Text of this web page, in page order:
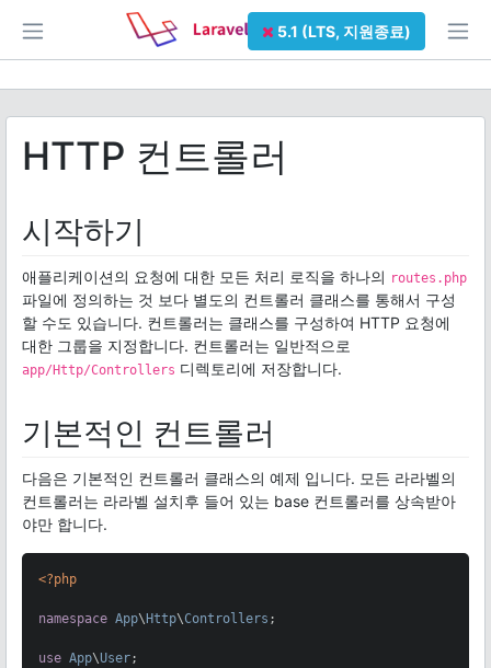
5.1 (LTS, 지원종료)
HTTP 컨트롤러
시작하기
애플리케이션의 요청에 대한 모든 처리 로직을 하나의 routes.php
파일에 정의하는 것 보다 별도의 컨트롤러 클래스를 통해서 구성
할 수도 있습니다. 컨트롤러는 클래스를 구성하여 HTTP 요청에
대한 그룹을 지정합니다. 컨트롤러는 일반적으로
app/Http/Controllers 디렉토리에 저장합니다.
기본적인 컨트롤러
다음은 기본적인 컨트롤러 클래스의 예제 입니다. 모든 라라벨의
컨트롤러는 라라벨 설치후 들어 있는 base 컨트롤러를 상속받아
야만 합니다.
<?php
namespace App\ Http\Controllers ;
use App\User